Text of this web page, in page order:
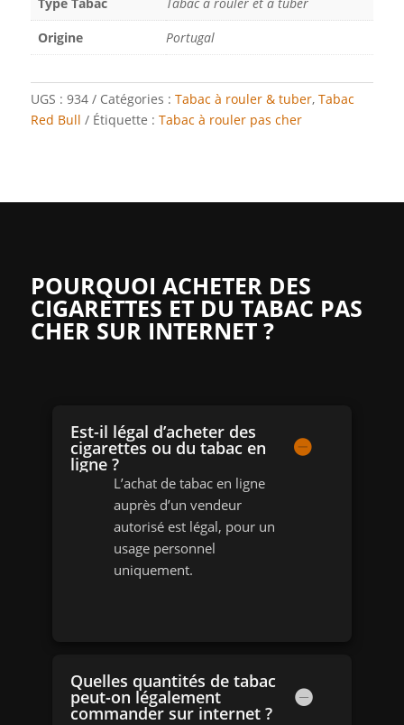
Origine
Portugal
UGS : 934 Catégories : Tabac à rouler & tuber, Tabac
Red Bull
Étiquette : Tabac à rouler pas cher
POURQUOI ACHETER DES
CIGARETTES ET DU TABAC PAS
CHER SUR INTERNET ?
Est-il légal d’acheter des
cigarettes ou du tabac en
ligne ?
L’achat de tabac en ligne
auprès d’un vendeur
autorisé est légal, pour un
usage personnel
uniquement.
Quelles quantités de tabac
peut-on légalement
commander sur internet ?